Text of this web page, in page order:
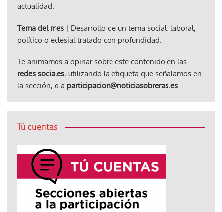
actualidad.
Tema del mes | Desarrollo de un tema social, laboral,
político o eclesial tratado con profundidad.
Te animamos a opinar sobre este contenido en las
redes sociales, utilizando la etiqueta que señalamos en
la sección, o a participacion@noticiasobreras.es
Tú cuentas